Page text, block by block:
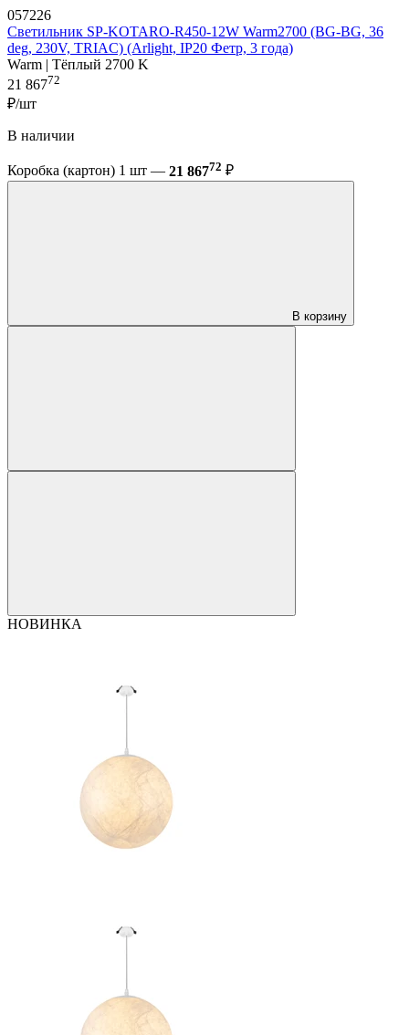
057226
Светильник SP-KOTARO-R450-12W Warm2700 (BG-BG, 36
deg, 230V, TRIAC) (Arlight, IP20 Фетр, 3 года)
Warm | Тёплый 2700 K
21 86772
₽/шт
В наличии
Коробка (картон) 1 шт — 21 86772 ₽
В корзину
НОВИНКА